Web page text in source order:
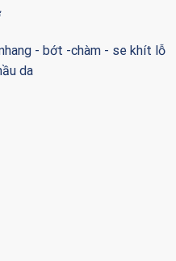
- bớt -chàm - se khít lỗ
da